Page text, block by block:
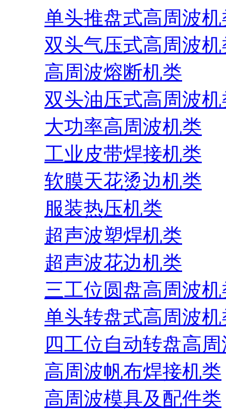
单头推盘式高周波机
双头气压式高周波机
高周波熔断机类
双头油压式高周波机
大功率高周波机类
工业皮带焊接机类
软膜天花烫边机类
服装热压机类
超声波塑焊机类
超声波花边机类
三工位圆盘高周波机
单头转盘式高周波机
四工位自动转盘高
高周波帆布焊接机类
高周波模具及配件类